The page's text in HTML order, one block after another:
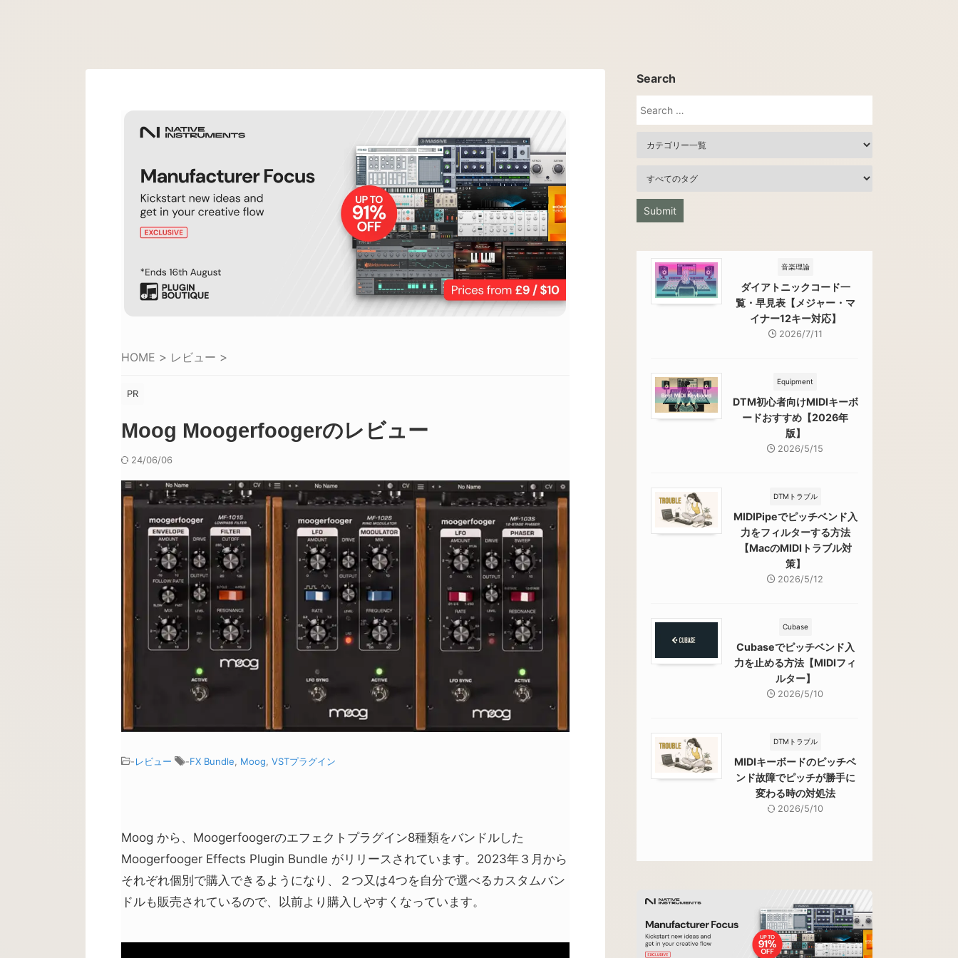
HOME > レビュー >
PR
Moog Moogerfoogerのレビュー
24/06/06
-レビュー -FX Bundle Moog VSTプラグイン
Moog から、Moogerfoogerのエフェクトプラグイン8種類をバンドルした
Moogerfooger Effects Plugin Bundle がリリースされています。2023年３月から
それぞれ個別で購入できるようになり、２つ又は4つを自分で選べるカスタムバン
ドルも販売されているので、以前より購入しやすくなっています。
Search
音楽理論
ダイアトニックコード一
覧・早見表【メジャー・マ
イナー12キー対応】
2026/7/11
Equipment
DTM初心者向けMIDIキーボ
ードおすすめ【2026年
版】
2026/5/15
DTMトラブル
MIDIPipeでピッチベンド入
力をフィルターする方法
【MacのMIDIトラブル対
策】
2026/5/12
Cubase
Cubaseでピッチベンド入
力を止める方法【MIDIフィ
ルター】
2026/5/10
DTMトラブル
MIDIキーボードのピッチベ
ンド故障でピッチが勝手に
変わる時の対処法
2026/5/10